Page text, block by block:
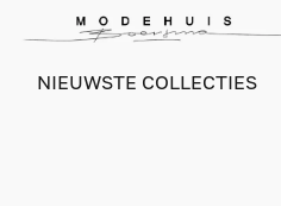
NIEUWSTE COLLECTIES